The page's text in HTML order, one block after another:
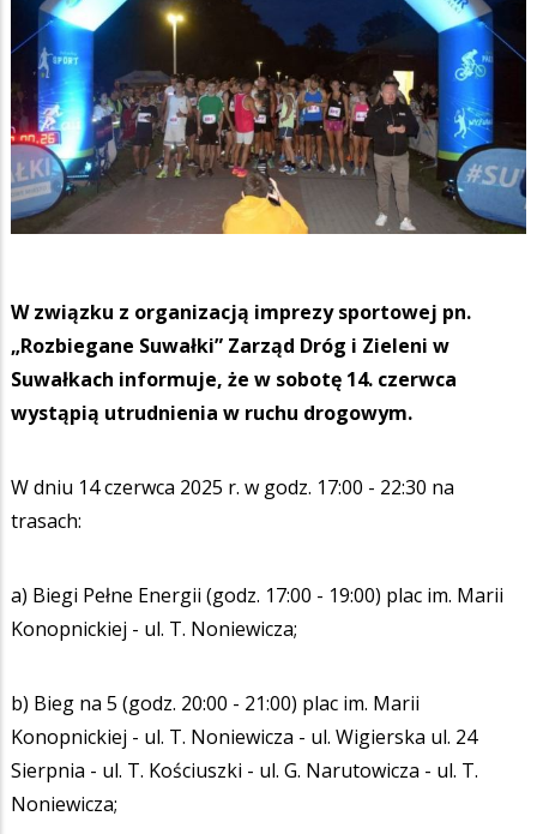
W związku z organizacją imprezy sportowej pn.
„Rozbiegane Suwałki” Zarząd Dróg i Zieleni w
Suwałkach informuje, że w sobotę 14. czerwca
wystąpią utrudnienia w ruchu drogowym.
W dniu 14 czerwca 2025 r. w godz. 17:00 - 22:30 na
trasach:
a) Biegi Pełne Energii (godz. 17:00 - 19:00) plac im. Marii
Konopnickiej - ul. T. Noniewicza;
b) Bieg na 5 (godz. 20:00 - 21:00) plac im. Marii
Konopnickiej - ul. T. Noniewicza - ul. Wigierska ul. 24
Sierpnia - ul. T. Kościuszki - ul. G. Narutowicza - ul. T.
Noniewicza;